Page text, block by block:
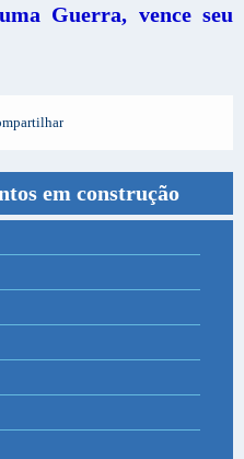
Guerra, vence seu
em construção